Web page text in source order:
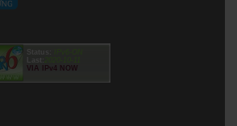
Status:
Last:
VIA IPv4 NOW